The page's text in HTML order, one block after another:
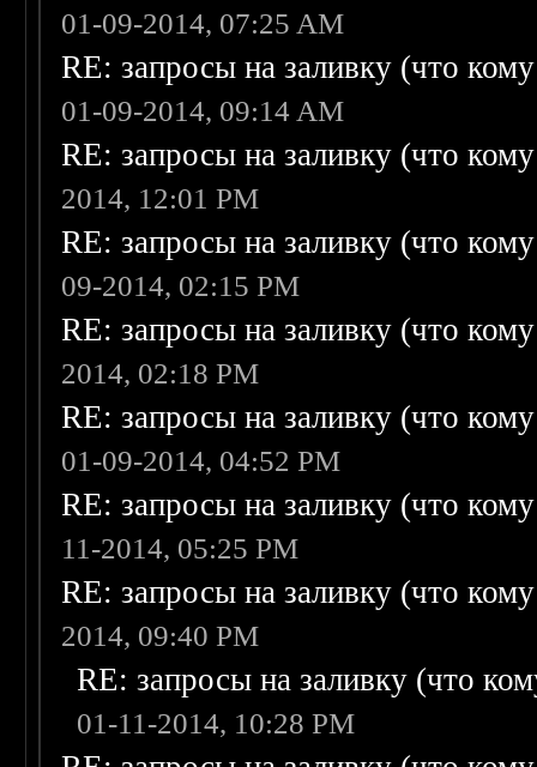
01-09-2014, 07:25 AM
RE: запросы на заливку (что
01-09-2014, 09:14 AM
RE: запросы на заливку (что
2014, 12:01 PM
RE: запросы на заливку (что
09-2014, 02:15 PM
RE: запросы на заливку (что
2014, 02:18 PM
RE: запросы на заливку (что
01-09-2014, 04:52 PM
RE: запросы на заливку (что
11-2014, 05:25 PM
RE: запросы на заливку (что
2014, 09:40 PM
RE: запросы на заливку (что
01-11-2014, 10:28 PM